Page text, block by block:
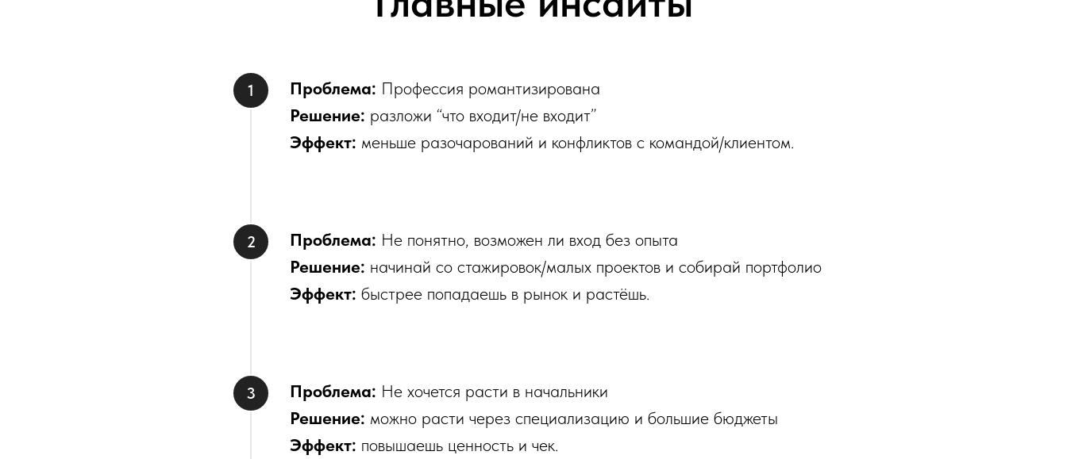
Проблема: Профессия романтизирована
Решение: разложи “что входит/не входит”
Эффект: меньше разочарований и конфликтов с командой/клиентом.
Проблема: Не понятно, возможен ли вход без опыта
Решение: начинай со стажировок/малых проектов и собирай портфолио
Эффект: быстрее попадаешь в рынок и растёшь.
Проблема: Не хочется расти в начальники
Решение: можно расти через специализацию и большие бюджеты
Эффект: повышаешь ценность и чек.